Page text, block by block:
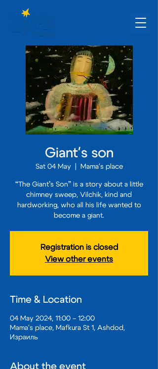
Giant's son
Sat 04 May
  |
Mama's place
“The Giant’s Son” is a story about a little
chimney sweep, Vilchik, kind and
hardworking, who all his life wanted to
become a giant.
Registration is closed
View other events
Time & Location
04 May 2024, 11:00 – 12:00
Mama's place, Mafkura St 1, Ashdod,
Израиль
About the event